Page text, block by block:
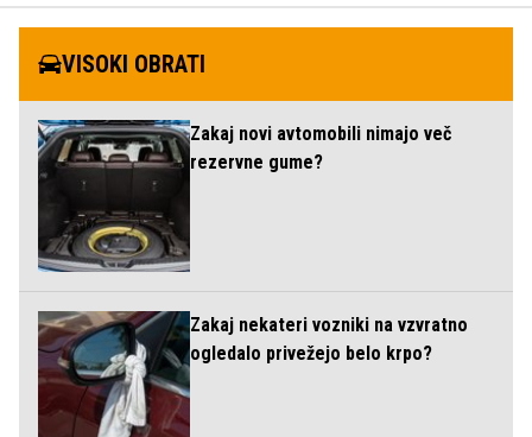
VISOKI OBRATI
Zakaj novi avtomobili nimajo več
rezervne gume?
Zakaj nekateri vozniki na vzvratno
ogledalo privežejo belo krpo?